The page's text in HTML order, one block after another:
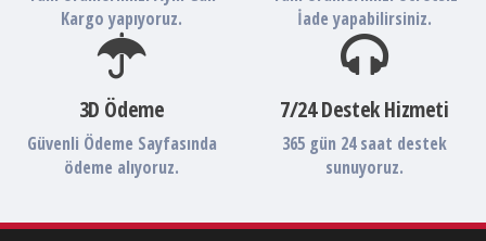
Kargo yapıyoruz.
İade yapabilirsiniz.
3D Ödeme
Güvenli Ödeme Sayfasında
ödeme alıyoruz.
7/24 Destek Hizmeti
365 gün 24 saat destek
sunuyoruz.